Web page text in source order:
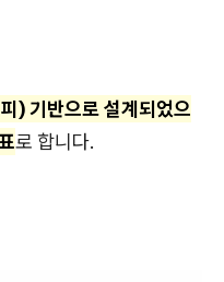
) 기반으로 설계되었으
로 합니다.